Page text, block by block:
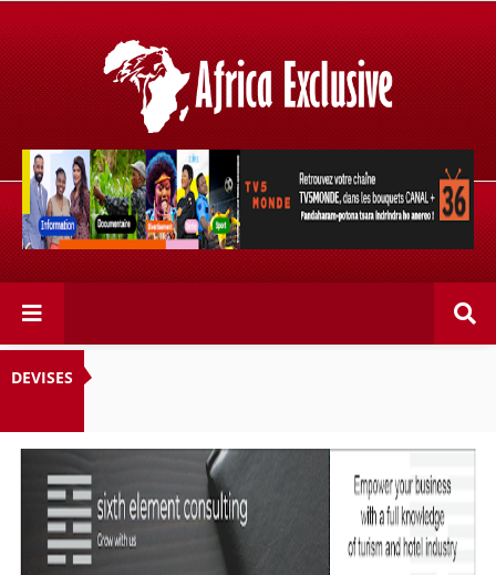
Retrouvez votre chaîne @TV5MONDE, dans les bouquets
CANAL+ 36 . Fandaharam-potoana tsara indrindra ho
anareo!
DEVISES